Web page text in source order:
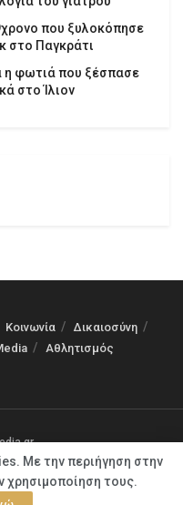
που ξυλοκόπησε
στο Παγκράτι
η φωτιά που ξέσπασε
στο Ίλιον
Κοινωνία
Δικαιοσύνη
Αθλητισμός
Με την περιήγηση στην
χρησιμοποίηση τους.